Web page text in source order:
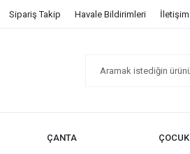
Sipariş Takip Havale Bildirimleri İletişim
ÇANTA ÇOCUK